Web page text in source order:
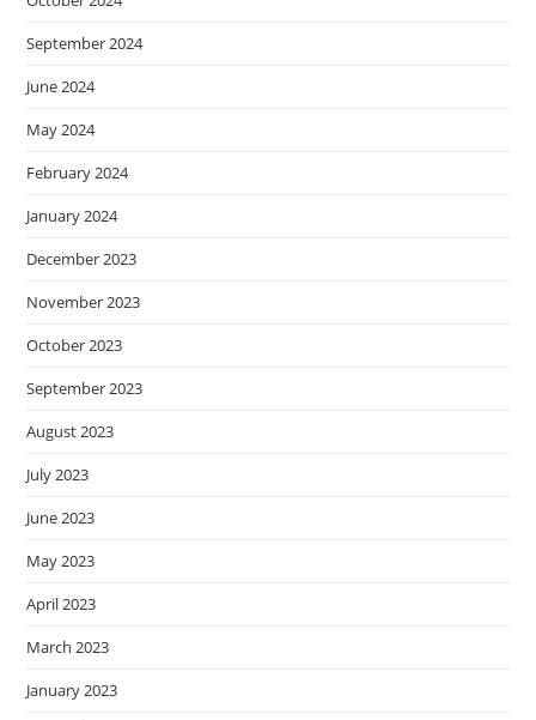
September 2024
June 2024
May 2024
February 2024
January 2024
December 2023
November 2023
October 2023
September 2023
August 2023
July 2023
June 2023
May 2023
April 2023
March 2023
January 2023